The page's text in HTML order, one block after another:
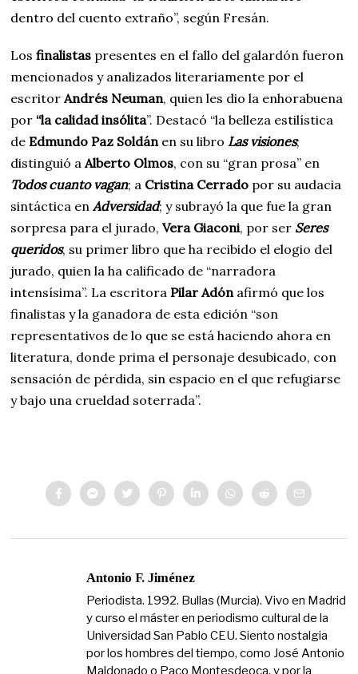
dentro del cuento extraño”, según Fresán.
Losfinalistas presentes en el fallo del galardón fueron
mencionados y analizados literariamente por el
escritorAndrés Neuman, quien les dio la enhorabuena
por “la calidad insólita”. Destacó “la belleza estilística
deEdmundo Paz Soldánen su libro Las visiones;
distinguió aAlberto Olmos, con su “gran prosa” en
Todos cuanto vagan; a Cristina Cerrado por su audacia
sintáctica enAdversidad; y subrayó la que fue la gran
sorpresa para el jurado,Vera Giaconi, por ser Seres
queridos, su primer libro que ha recibido el elogio del
jurado, quien la ha calificado de “narradora
intensísima”. La escritoraPilar Adónafirmó que los
finalistas y la ganadora de esta edición “son
representativos de lo que se está haciendo ahora en
literatura, donde prima el personaje desubicado, con
sensación de pérdida, sin espacio en el que refugiarse
y bajo una crueldad soterrada”.
Antonio F. Jiménez
Periodista. 1992. Bullas (Murcia). Vivo en Madrid
y curso el máster en periodismo cultural de la
Universidad San Pablo CEU. Siento nostalgia
por los hombres del tiempo, como José Antonio
Maldonado o Paco Montesdeoca, y por la